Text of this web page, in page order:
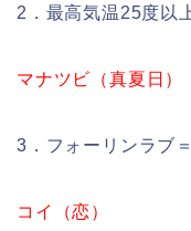
2．最高気温25度
マナツビ（真夏日）
3．フォーリンラブ
コイ（恋）